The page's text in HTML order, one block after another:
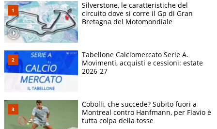
Silverstone, le caratteristiche del
circuito dove si corre il Gp di Gran
Bretagna del Motomondiale
Tabellone Calciomercato Serie A.
Movimenti, acquisti e cessioni: estate
2026-27
Cobolli, che succede? Subito fuori a
Montreal contro Hanfmann, per Flavio è
tutta colpa della tosse